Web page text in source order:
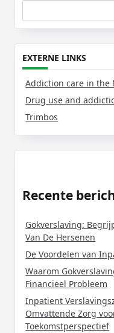
EXTERNE LINKS
Addiction care in the
Drug use and
Trimbos
Recente
Gokverslaving:
Van De Hersenen
De Voordelen van
Waarom
Financieel Probleem
Inpatient
Omvattende Zorg
Toekomstperspectief